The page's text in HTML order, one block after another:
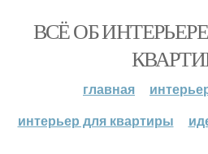
ВСЁ ОБ
главная
интерьер для квартиры